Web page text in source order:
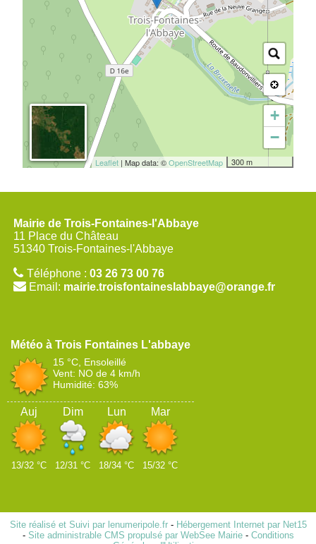
+
−
300 m
Leaflet| Map data: ©OpenStreetMap
Mairie de Trois-Fontaines-l'Abbaye
11 Place du Château
51340 Trois-Fontaines-l'Abbaye
Téléphone : 03 26 73 00 76
Email: mairie.troisfontaineslabbaye@orange.fr
Trois Fontaines L'abbaye
15 °C, Ensoleillé
Vent: NO de 4 km/h
Humidité: 63%
Auj
13/32 °C
Dim
12/31 °C
Lun
18/34 °C
Mar
15/32 °C
Site réalisé et Suivi par lenumeripole.fr- Hébergement Internet par Net15
- Site administrable CMS propulsé par WebSee Mairie- Conditions